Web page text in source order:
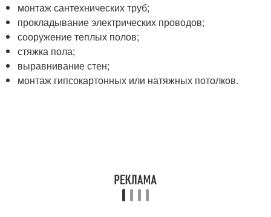
монтаж сантехнических труб;
прокладывание электрических проводов;
сооружение теплых полов;
стяжка пола;
выравнивание стен;
монтаж гипсокартонных или натяжных потолков.